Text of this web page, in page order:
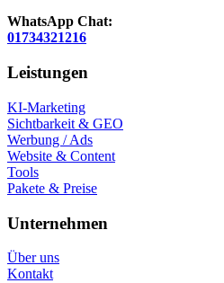
WhatsApp Chat:
01734321216
Leistungen
KI-Marketing
Sichtbarkeit & GEO
Werbung / Ads
Website & Content
Tools
Pakete & Preise
Unternehmen
Über uns
Kontakt